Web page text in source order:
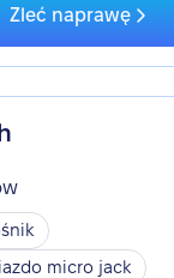
Zleć naprawę
micro jack